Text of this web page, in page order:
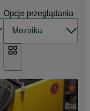
Opcje przeglądania